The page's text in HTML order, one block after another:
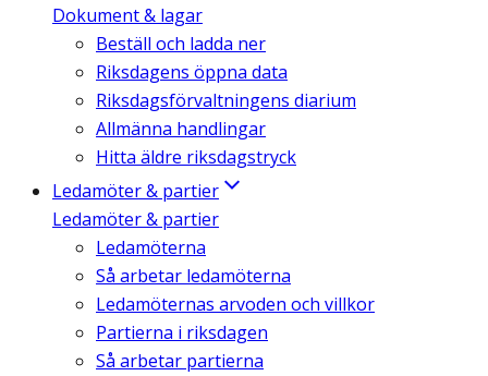
Dokument & lagar
Beställ och ladda ner
Riksdagens öppna data
Riksdagsförvaltningens diarium
Allmänna handlingar
Hitta äldre riksdagstryck
Ledamöter & partier
Ledamöter & partier
Ledamöterna
Så arbetar ledamöterna
Ledamöternas arvoden och villkor
Partierna i riksdagen
Så arbetar partierna